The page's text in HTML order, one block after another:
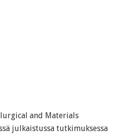
and Materials
julkaistussa tutkimuksessa